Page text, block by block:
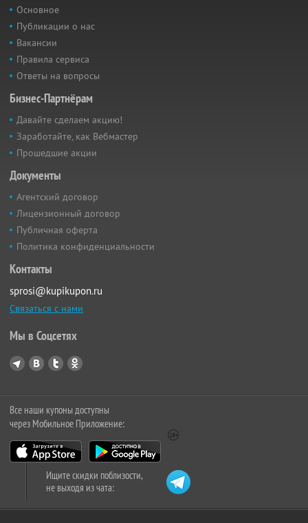
Основное
Публикации о нас
Вакансии
Правила сервиса
Ответы на вопросы
Бизнес-Партнёрам
Давайте сделаем акцию!
Заработайте, как Вебмастер
Прошедшие акции
Документы
Агентский договор
Лицензионный договор
Публичная оферта
Политика конфиденциальности
Контакты
sprosi@kupikupon.ru
Связаться с нами
Мы в Соцсетях
Все наши купоны доступны
через Мобильное Приложение:
Ищите скидки поблизости,
не выходя из чата: